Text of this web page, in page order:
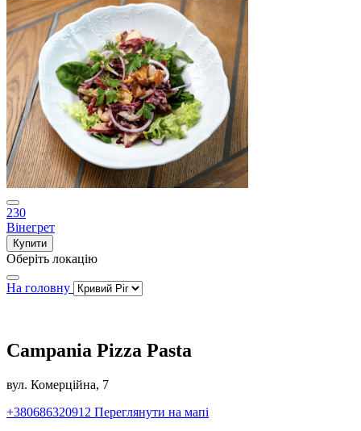
230
Вінегрет
Купити
Оберіть локацію
На головну
Campania Pizza Pasta
вул. Комерційна, 7
+380686320912 Переглянути на мапі